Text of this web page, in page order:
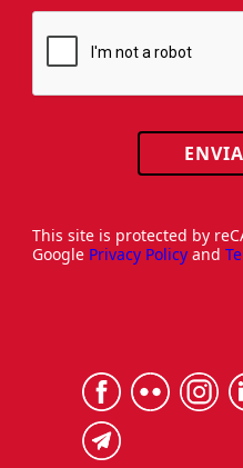
This site is protected by
Google Privacy Policy and